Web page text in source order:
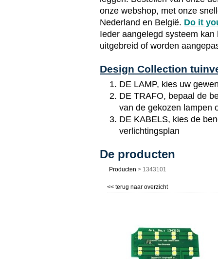
onze webshop, met onze
Nederland en België. Do it
Ieder aangelegd systeem
uitgebreid of worden
Design Collection
DE LAMP, kies uw
DE TRAFO, bepaal de
van de gekozen lampen
DE KABELS, kies de
verlichtingsplan
De producten
Producten > 1343101
<< terug naar overzicht